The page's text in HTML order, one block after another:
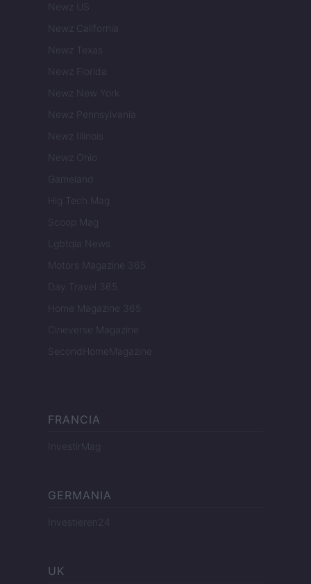
Newz US
Newz California
Newz Texas
Newz Florida
Newz New York
Newz Pennsylvania
Newz Illinois
Newz Ohio
Gameland
Hig Tech Mag
Scoop Mag
Lgbtqia News
Motors Magazine 365
Day Travel 365
Home Magazine 365
Cineverse Magazine
SecondHomeMagazine
FRANCIA
InvestirMag
GERMANIA
Investieren24
UK